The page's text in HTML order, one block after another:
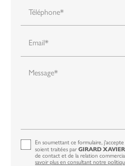
Téléphone*
Email*
Message*
En soumettant ce formulaire,
soient traitées parGIRARD XAVIER
de contact et de la relation
savoir plus en consultant notre